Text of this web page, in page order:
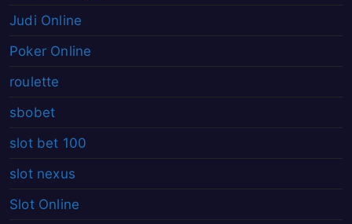
Judi Online
Poker Online
roulette
sbobet
slot bet 100
slot nexus
Slot Online